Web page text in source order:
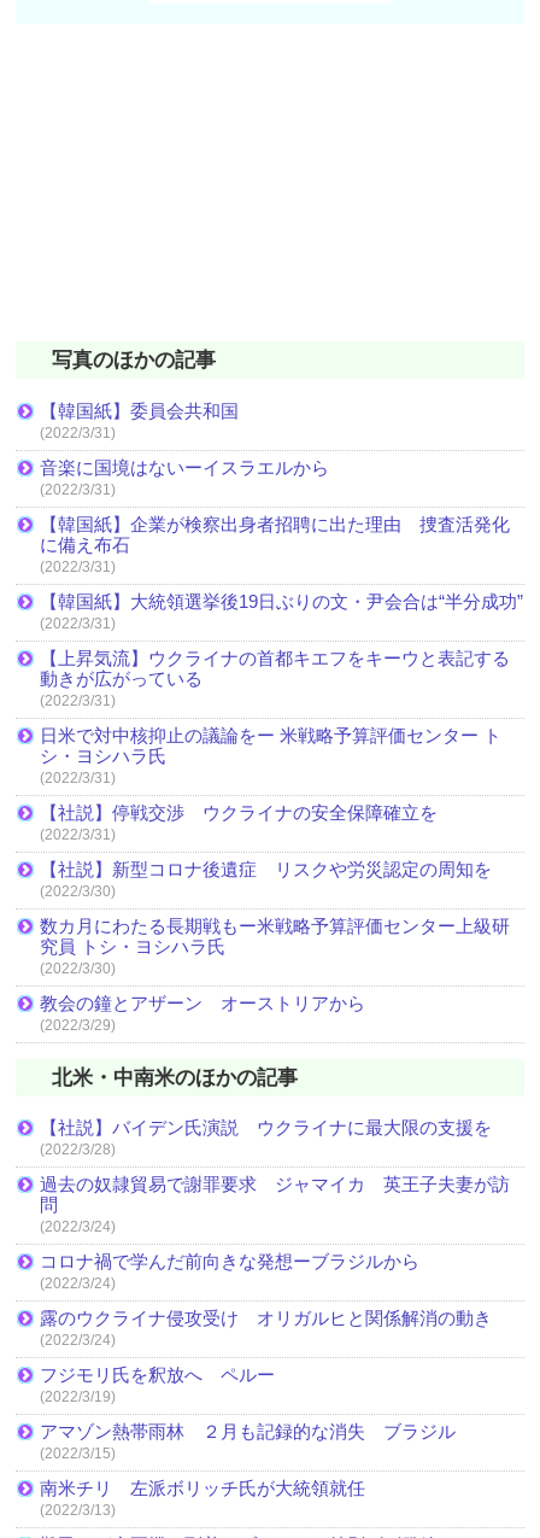
写真のほかの記事
【韓国紙】委員会共和国
(2022/3/31)
音楽に国境はないーイスラエルから
(2022/3/31)
【韓国紙】企業が検察出身者招聘に出た理由 捜査活発化
に備え布石
(2022/3/31)
【韓国紙】大統領選挙後19日ぶりの文・尹会合は“半分成功”
(2022/3/31)
【上昇気流】ウクライナの首都キエフをキーウと表記する
動きが広がっている
(2022/3/31)
日米で対中核抑止の議論をー 米戦略予算評価センター ト
シ・ヨシハラ氏
(2022/3/31)
【社説】停戦交渉 ウクライナの安全保障確立を
(2022/3/31)
【社説】新型コロナ後遺症 リスクや労災認定の周知を
(2022/3/30)
数カ月にわたる長期戦もー米戦略予算評価センター上級研
究員 トシ・ヨシハラ氏
(2022/3/30)
教会の鐘とアザーン オーストリアから
(2022/3/29)
北米・中南米のほかの記事
【社説】バイデン氏演説 ウクライナに最大限の支援を
(2022/3/28)
過去の奴隷貿易で謝罪要求 ジャマイカ 英王子夫妻が訪
問
(2022/3/24)
コロナ禍で学んだ前向きな発想ーブラジルから
(2022/3/24)
露のウクライナ侵攻受け オリガルヒと関係解消の動き
(2022/3/24)
フジモリ氏を釈放へ ペルー
(2022/3/19)
アマゾン熱帯雨林 ２月も記録的な消失 ブラジル
(2022/3/15)
南米チリ 左派ボリッチ氏が大統領就任
(2022/3/13)